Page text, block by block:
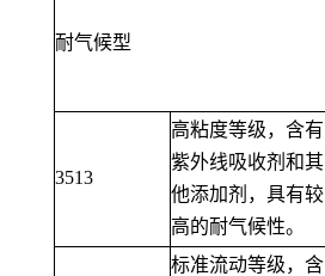
耐气候型
3513
高粘度等级，含有
紫外线吸收剂和其
他添加剂，具有较
高的耐气候性。
标准流动等级，含